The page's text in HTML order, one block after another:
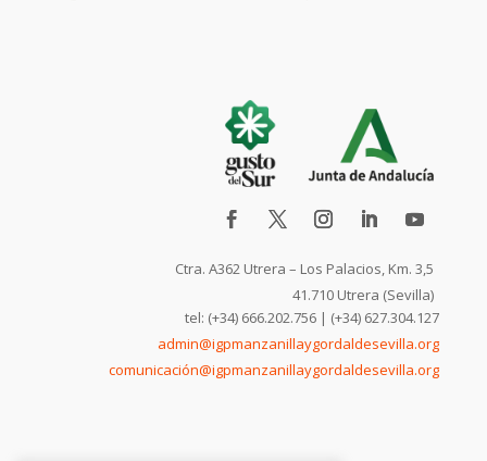
Ctra. A362 Utrera – Los Palacios, Km. 3,5
41.710 Utrera (Sevilla)
tel: (+34) 666.202.756 | (+34) 627.304.127
admin@igpmanzanillaygordaldesevilla.org
comunicación@igpmanzanillaygordaldesevilla.org